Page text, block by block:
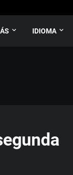
IDIOMA